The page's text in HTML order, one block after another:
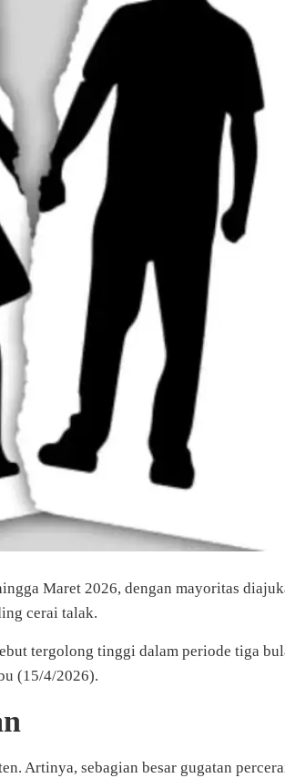
Maret 2026, dengan mayoritas
cerai talak.
tergolong tinggi dalam periode tiga
(15/4/2026).
Artinya, sebagian besar gugatan